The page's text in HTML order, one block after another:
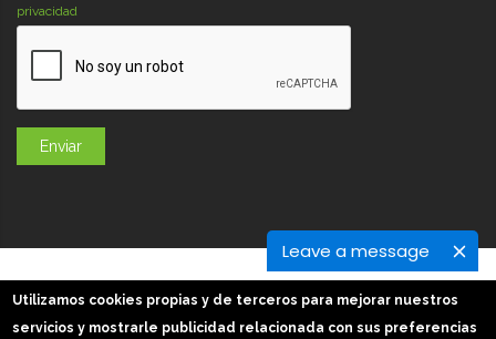
Leave a message
privacidad
Utilizamos cookies propias y de terceros para mejorar nuestros
servicios y mostrarle publicidad relacionada con sus preferencias